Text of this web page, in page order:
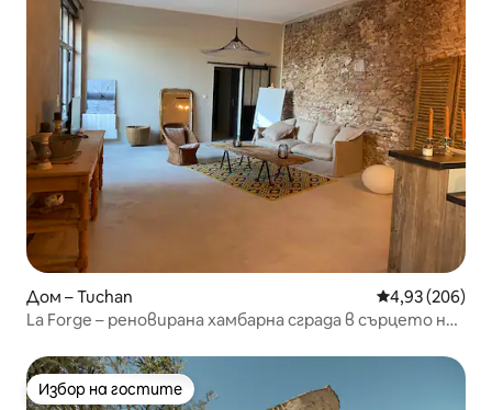
Дом – Tuchan Средна
4,93 (206)
La Forge – реновирана хамбарна сграда в сърцето на
Избор на гостите
Избор на гостите